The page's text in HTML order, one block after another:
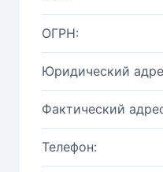
ОГРН:
Юридический
Фактический
Телефон: